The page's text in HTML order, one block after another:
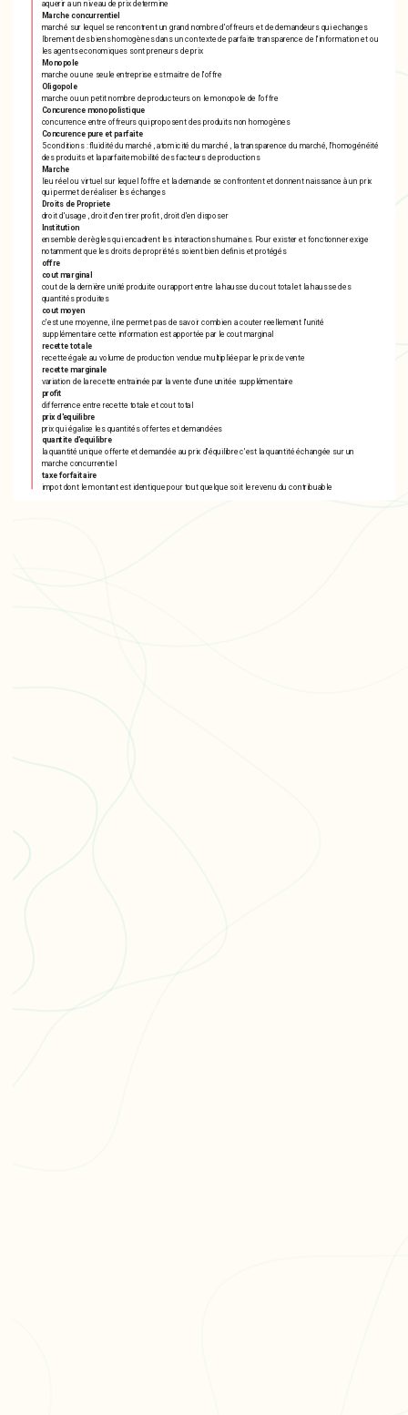
aquerir a un niveau de prix determine
Marche concurrentiel
marché sur lequel se rencontrent un grand nombre d'offreurs et de demandeurs qui echanges
librement des biens homogènes dans un contexte de parfaite transparence de l'information et ou
les agents economiques sont preneurs de prix
Monopole
marche ou une seule entreprise est maitre de l'offre
Oligopole
marche ou un petit nombre de producteurs on le monopole de l'offre
Concurence monopolistique
concurrence entre offreurs qui proposent des produits non homogènes
Concurence pure et parfaite
5 conditions : fluidité du marché , atomicité du marché , la transparence du marché, l'homogénéité
des produits et la parfaite mobilité des facteurs de productions
Marche
lieu réel ou virtuel sur lequel l'offre et la demande se confrontent et donnent naissance à un prix
qui permet de réaliser les échanges
Droits de Propriete
droit d'usage , droit d'en tirer profit , droit d'en disposer
Institution
ensemble de règles qui encadrent les interactions humaines. Pour exister et fonctionner exige
notamment que les droits de propriétés soient bien definis et protégés
offre
cout marginal
cout de la dernière unité produite ou rapport entre la hausse du cout total et la hausse des
quantités produites
cout moyen
c'est une moyenne, il ne permet pas de savoir combien a couter reellement l'unité
supplémentaire cette information est apportée par le cout marginal
recette totale
recette égale au volume de production vendue multipliée par le prix de vente
recette marginale
variation de la recette entrainée par la vente d'une unitée supplémentaire
profit
differrence entre recette totale et cout total
prix d'equilibre
prix qui égalise les quantités offertes et demandées
quantite d'equilibre
la quantité unique offerte et demandée au prix d'équilibre c'est la quantité échangée sur un
marche concurrentiel
taxe forfaitaire
impot dont le montant est identique pour tout quelque soit le revenu du contribuable